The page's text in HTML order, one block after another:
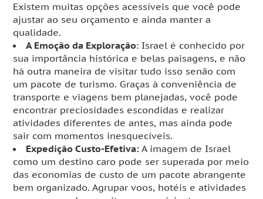
Existem muitas opções acessíveis que você pode
ajustar ao seu orçamento e ainda manter a
qualidade.
A Emoção da Exploração: Israel é conhecido por
sua importância histórica e belas paisagens, e não
há outra maneira de visitar tudo isso senão com
um pacote de turismo. Graças à conveniência de
transporte e viagens bem planejadas, você pode
encontrar preciosidades escondidas e realizar
atividades diferentes de antes, mas ainda pode
sair com momentos inesquecíveis.
Expedição Custo-Efetiva: A imagem de Israel
como um destino caro pode ser superada por meio
das economias de custo de um pacote abrangente
bem organizado. Agrupar voos, hotéis e atividades